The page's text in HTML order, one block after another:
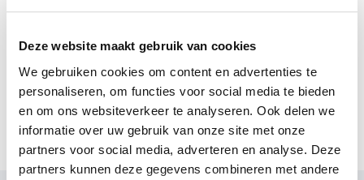
Deze website maakt gebruik van cookies
We gebruiken cookies om content en advertenties te
personaliseren, om functies voor social media te bieden
en om ons websiteverkeer te analyseren. Ook delen we
informatie over uw gebruik van onze site met onze
partners voor social media, adverteren en analyse. Deze
partners kunnen deze gegevens combineren met andere
graag mee.
Share: